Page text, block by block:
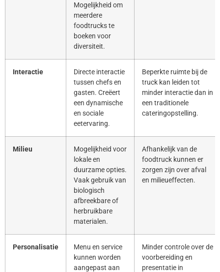
Mogelijkheid om
meerdere
foodtrucks te
boeken voor
diversiteit.
Interactie
Directe interactie
tussen chefs en
gasten. Creëert
een dynamische
en sociale
eetervaring.
Beperkte ruimte bij de
truck kan leiden tot
minder interactie dan in
een traditionele
cateringopstelling.
Milieu
Mogelijkheid voor
lokale en
duurzame opties.
Vaak gebruik van
biologisch
afbreekbare of
herbruikbare
materialen.
Afhankelijk van de
foodtruck kunnen er
zorgen zijn over afval
en milieueffecten.
Personalisatie
Menu en service
kunnen worden
aangepast aan
Minder controle over de
voorbereiding en
presentatie in